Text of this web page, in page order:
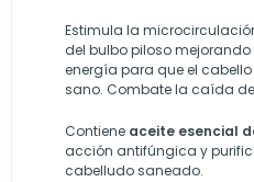
Estimula la
del bulbo piloso mejorando
energía para que el
sano. Combate la caída
Contiene aceite esencial
acción antifúngica y
cabelludo saneado.